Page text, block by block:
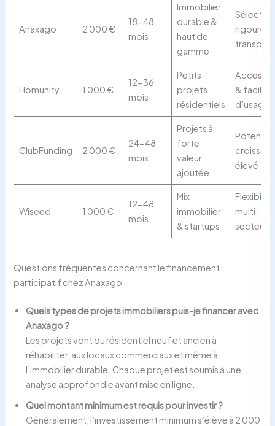
Anaxago 2 000 €
18-48
mois
Immobilier
durable &
haut de
gamme
Sélection
Homunity 1 000 €
12-36
mois
Petits
projets
résidentiels
& facilité
d’usage
ClubFunding 2 000 €
24-48
mois
Projets à
forte
valeur
ajoutée
élevé
Wiseed 1 000 €
12-48
mois
Mix
immobilier
& startups
Flexibilité
multi-
secteurs
Questions fréquentes concernant le financement
participatif chez Anaxago
Quels types de projets immobiliers puis-je financer avec
Anaxago ?
Les projets vont du résidentiel neuf et ancien à
réhabiliter, aux locaux commerciaux et même à
l’immobilier durable. Chaque projet est soumis à une
analyse approfondie avant mise en ligne.
Quel montant minimum est requis pour investir ?
Généralement, l’investissement minimum s’élève à 2 000